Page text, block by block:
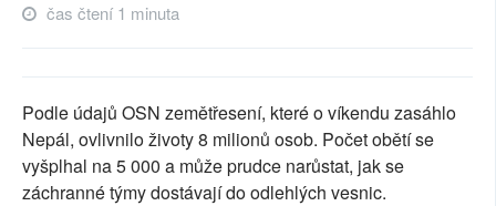
AUTOŘI
SOCIÁLNÍ SÍTĚ
RUBRIKY
čas čtení 1 minuta
Podle údajů OSN zemětřesení, které o víkendu zasáhlo
Nepál, ovlivnilo životy 8 milionů osob. Počet obětí se
vyšplhal na 5 000 a může prudce narůstat, jak se
záchranné týmy dostávají do odlehlých vesnic.